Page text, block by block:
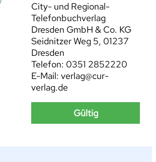
City- und Regional-
Telefonbuchverlag
Dresden GmbH & Co. KG
Seidnitzer Weg 5, 01237
Dresden
Telefon: 0351 2852220
E-Mail: verlag@cur-
verlag.de
Gültig